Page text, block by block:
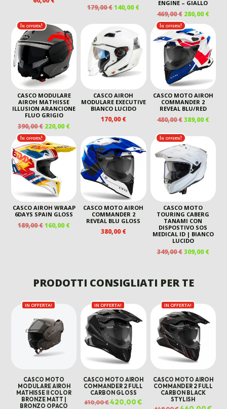
179,00€IL
ORIGINALE
ERA:
179,00 €.
140,00€IL
PREZZO
ATTUALE
140,00 €.
ENGINE – GIALLO
469,00€ IL
PREZZO
ORIGINALE
ERA:
469,00 €.
280,00€IL
È:
In offerta!
CASCO MODULARE
AIROH MATHISSE
ILLUSION ARANCIONE
FLUO GRIGIO
390,00€ IL
PREZZO
ORIGINALE
ERA:
390,00 €.
220,00€IL
PREZZO
ATTUALE
È:
220,00 €.
CASCO AIROH
MODULARE EXECUTIVE
BIANCO LUCIDO
170,00€
In offerta!
CASCO MOTO AIROH
COMMANDER 2
REVEAL BLU/RED
480,00€ IL
ORIGINALE
ERA:
480,00 €.
389,00€IL
In offerta!
CASCO AIROH WRAAP
6DAYS SPAIN GLOSS
189,00€IL
160,00€IL
CASCO MOTO AIROH
COMMANDER 2
REVEAL BLU GLOSS
380,00€
In offerta!
CASCO MOTO
TOURING CABERG
TANAMI CON
DISPOSTIVO SOS
MEDICAL ID | BIANCO
LUCIDO
349,00€ IL
ERA:
349,00 €.
309,00€IL
PRODOTTI CONSIGLIATI PER TE
IN OFFERTA!
CASCO MOTO
MODULARE AIROH
MATHISSE II COLOR
BRONZE MATT |
BRONZO OPACO
IN OFFERTA!
CASCO MOTO AIROH
COMMANDER 2 FULL
CARBON GLOSS
610,00€Il
prezzo
420,00€
prezzo
IN OFFERTA!
CASCO MOTO AIROH
COMMANDER 2 FULL
CARBON BLACK
STYLISH